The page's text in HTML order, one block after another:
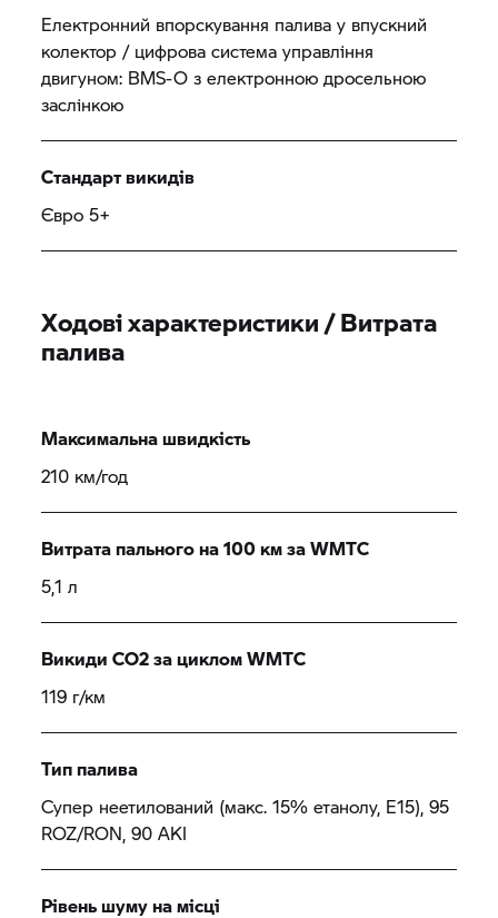
Електронний впорскування палива у впускний
колектор / цифрова система управління
двигуном: BMS-O з електронною дросельною
заслінкою
Стандарт викидів
Євро 5+
Ходові характеристики / Витрата
палива
Максимальна швидкість
210 км/год
Витрата пального на 100 км за WMTC
5,1 л
Викиди CO2 за циклом WMTC
119 г/км
Тип палива
Супер неетилований (макс. 15% етанолу, E15), 95
ROZ/RON, 90 AKI
Рівень шуму на місці